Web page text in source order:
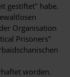
gestiftet" habe.
Organisation
Prisoners"
worden.